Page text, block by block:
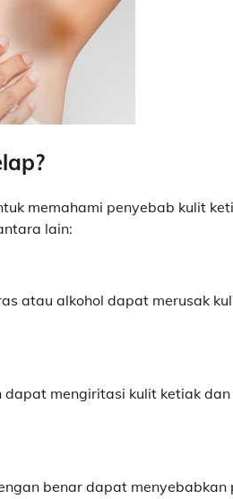
memahami penyebab kulit
lain:
atau alkohol dapat merusak
mengiritasi kulit ketiak
benar dapat menyebabkan